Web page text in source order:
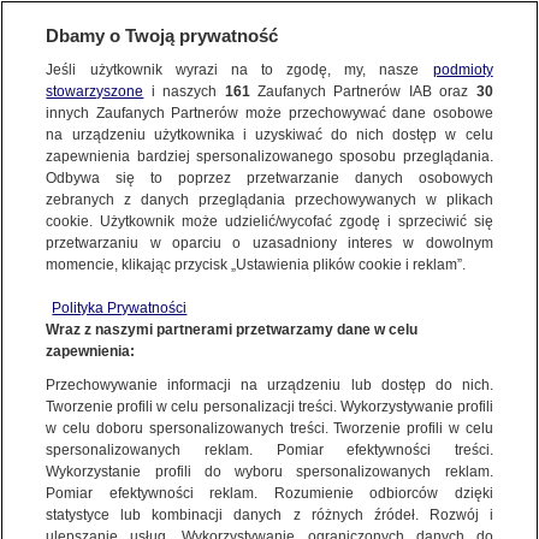
RZESZÓW
Sąd przedłużył areszt dla byłego policjanta
podejrzanego o zabójstwo podwładnego
i dziennikarza
9.02.2023, 13:19
Udostępnij
Dbamy o Twoją prywatność
Jeśli użytkownik wyrazi na to zgodę, my, nasze podmioty
stowarzyszone i naszych 161Zaufanych Partnerów IAB oraz 30
innych Zaufanych Partnerów może przechowywać dane osobowe
na urządzeniu użytkownika i uzyskiwać do nich dostęp w celu
zapewnienia bardziej spersonalizowanego sposobu przeglądania.
Odbywa się to poprzez przetwarzanie danych osobowych
zebranych z danych przeglądania przechowywanych w plikach
cookie. Użytkownik może udzielić/wycofać zgodę i sprzeciwić się
przetwarzaniu w oparciu o uzasadniony interes w dowolnym
momencie, klikając przycisk „Ustawienia plików cookie i reklam”.
Polityka Prywatności
Wraz z naszymi partnerami przetwarzamy dane w celu
zapewnienia:
Przechowywanie informacji na urządzeniu lub dostęp do nich.
Tworzenie profili w celu personalizacji treści. Wykorzystywanie profili
w celu doboru spersonalizowanych treści. Tworzenie profili w celu
spersonalizowanych reklam. Pomiar efektywności treści.
Wykorzystanie profili do wyboru spersonalizowanych reklam.
Pomiar efektywności reklam. Rozumienie odbiorców dzięki
statystyce lub kombinacji danych z różnych źródeł. Rozwój i